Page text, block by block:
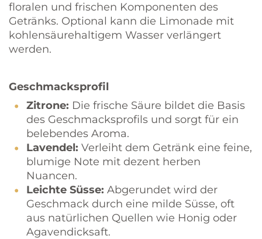
floralen und frischen Komponenten des
Getränks. Optional kann die Limonade mit
kohlensäurehaltigem Wasser verlängert
werden.
Geschmacksprofil
Zitrone: Die frische Säure bildet die Basis
des Geschmacksprofils und sorgt für ein
belebendes Aroma.
Lavendel: Verleiht dem Getränk eine feine,
blumige Note mit dezent herben
Nuancen.
Leichte Süsse: Abgerundet wird der
Geschmack durch eine milde Süsse, oft
aus natürlichen Quellen wie Honig oder
Agavendicksaft.